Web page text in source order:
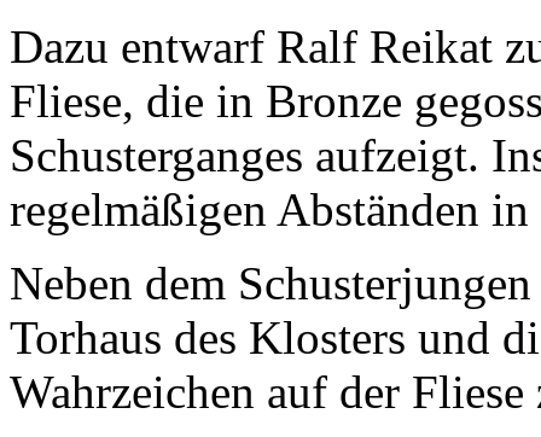
Dazu entwarf Ralf Reikat
Fliese, die in Bronze
Schusterganges aufzeigt.
regelmäßigen Abständen
Neben dem
Torhaus des Klosters und
Wahrzeichen auf der Fliese